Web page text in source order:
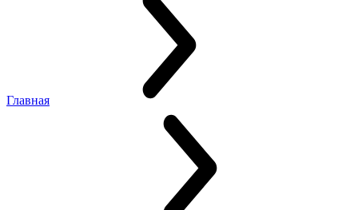
Главная